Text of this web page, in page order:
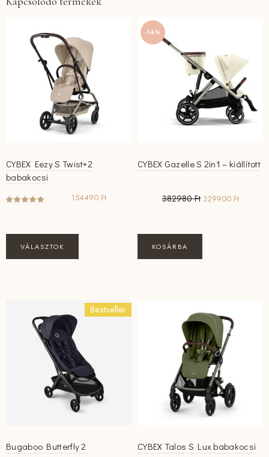
CYBEX Eezy S Twist+2
babakocsi
154490 Ft
VÁLASZTOK
a
variációja
van.
a
termékoldalon
választhatók
ki
-14%
CYBEX Gazelle S 2in1 – kiállított
382980Ft Original
382980 Ft.
329900 FtCurrent
KOSÁRBA
Bestseller
Bugaboo Butterfly 2 CYBEX Talos S Lux babakocsi